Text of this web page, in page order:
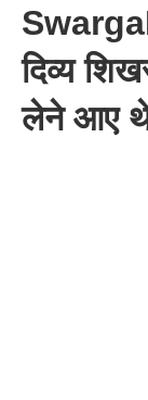
दिव्य
लेने आए